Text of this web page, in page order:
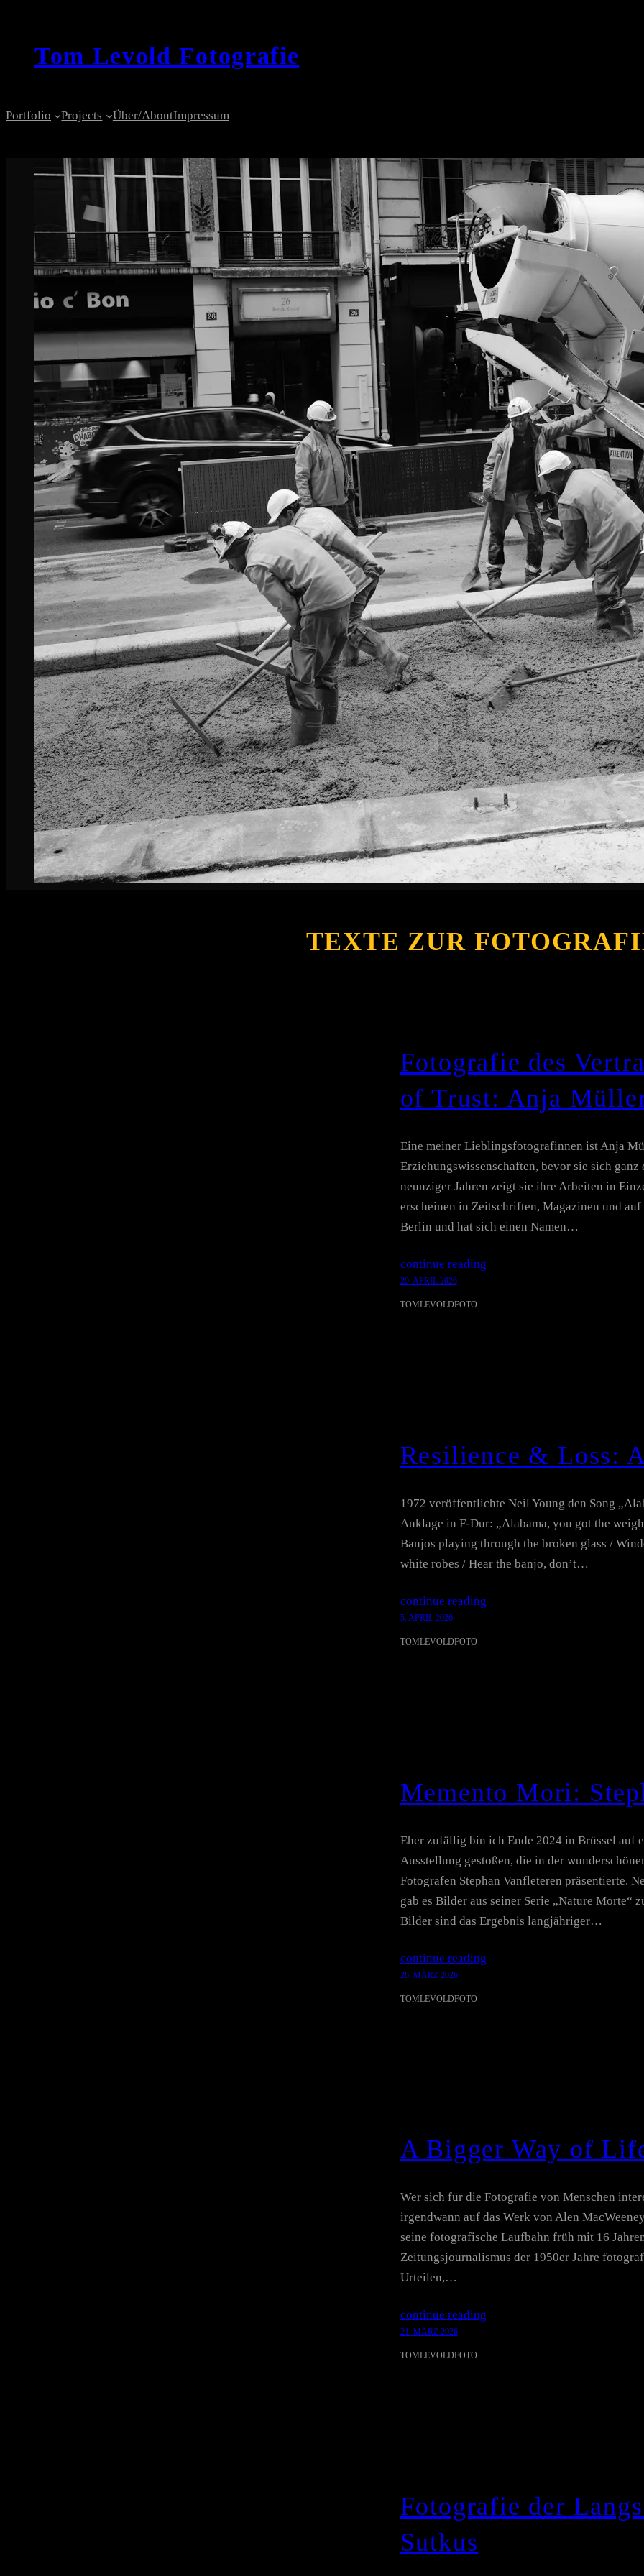
springenTom Levold Fotografie
Portfolio Projects Über/AboutImpressum
TEXTE ZUR
Fotografie des
of Trust: Anja
Eine meiner Lieblingsfotografinnen ist Anja
Erziehungswissenschaften, bevor sie sich
neunziger Jahren zeigt sie ihre Arbeiten in
erscheinen in Zeitschriften, Magazinen und
Berlin und hat sich einen Namen…
continue reading
20. APRIL 2026
TOMLEVOLDFOTO
Resilience & Loss:
1972 veröffentlichte Neil Young den Song
Anklage in F-Dur: „Alabama, you got the
Banjos playing through the broken glass /
white robes / Hear the banjo, don’t…
continue reading
5. APRIL 2026
TOMLEVOLDFOTO
Memento Mori:
Eher zufällig bin ich Ende 2024 in Brüssel auf
Ausstellung gestoßen, die in der
Fotografen Stephan Vanfleteren präsentierte.
gab es Bilder aus seiner Serie „Nature Morte“
Bilder sind das Ergebnis langjähriger…
continue reading
26. MÄRZ 2026
TOMLEVOLDFOTO
A Bigger Way of
Wer sich für die Fotografie von Menschen
irgendwann auf das Werk von Alen
seine fotografische Laufbahn früh mit 16
Zeitungsjournalismus der 1950er Jahre
Urteilen,…
continue reading
21. MÄRZ 2026
TOMLEVOLDFOTO
Fotografie der
Sutkus